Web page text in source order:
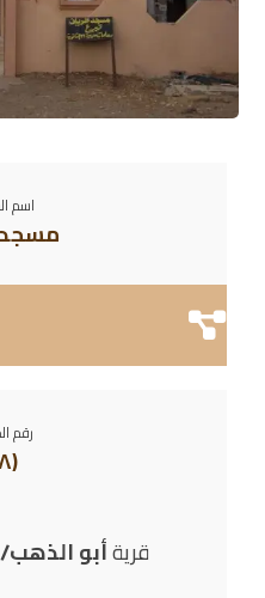
اسم
مسجد
رقم
(٧٨)
قريةأبو